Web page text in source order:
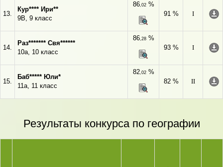
13.
Кур**** Ири**
9В, 9 класс
86,02%
91 %
I
14.
Раз******* Свя******
10а, 10 класс
86,28%
93 %
I
15.
Баб***** Юли*
11а, 11 класс
82,02%
82 %
II
Результаты конкурса по географии